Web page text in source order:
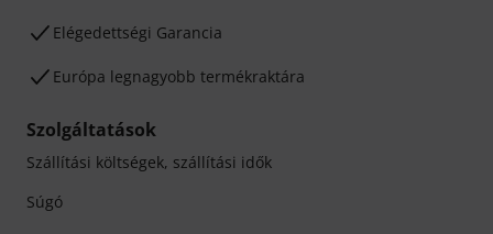
Elégedettségi Garancia
Európa legnagyobb termékraktára
Szolgáltatások
Szállítási költségek, szállítási idők
Súgó